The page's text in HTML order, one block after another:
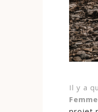
Il y a